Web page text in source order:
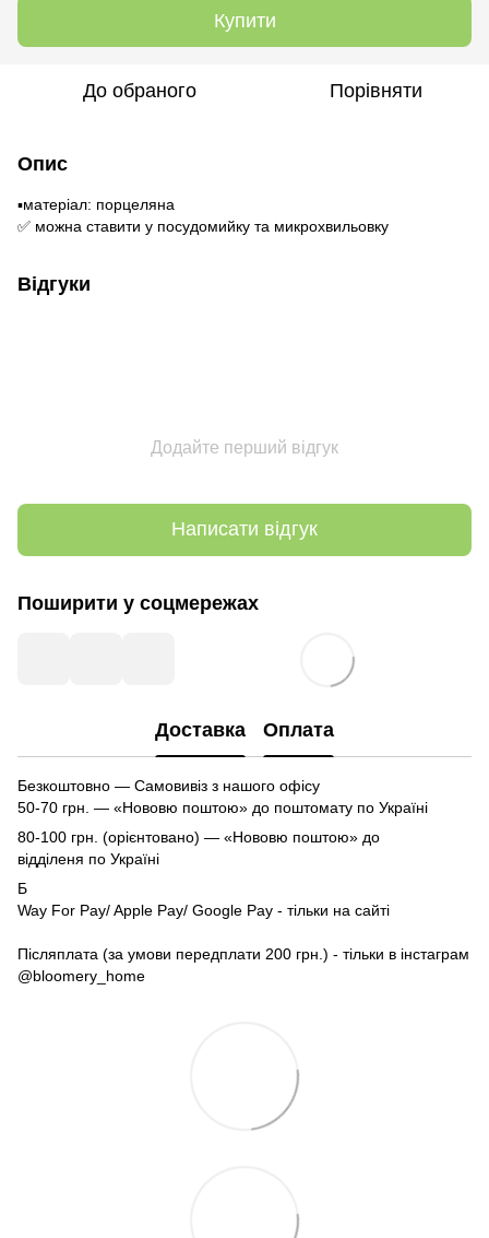
Купити
До обраного Порівняти
Опис
▪️матеріал: порцеляна
✅ можна ставити у посудомийку та микрохвильовку
Відгуки
Додайте перший відгук
Написати відгук
Поширити у соцмережах
Доставка Оплата
Безкоштовно — Самовивіз з нашого офісу
50-70 грн. — «Нововю поштою» до поштомату по Україні
80-100 грн. (орієнтовано) — «Нововю поштою» до
відділеня по Україні
Б
Way For Pay/ Apple Pay/ Google Pay - тільки на сайті
Післяплата (за умови передплати 200 грн.) - тільки в інстаграм
@bloomery_home